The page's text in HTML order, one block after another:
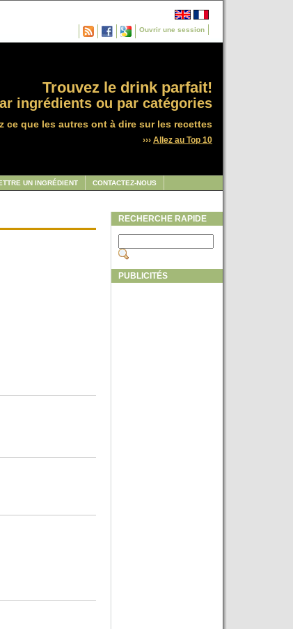
Ouvrir une session
Trouvez le drink parfait!
ingrédients ou par catégories
ce que les autres ont à dire sur les recettes
››› Allez au Top 10
UN INGRÉDIENT CONTACTEZ-NOUS
RECHERCHE RAPIDE
PUBLICITÉS